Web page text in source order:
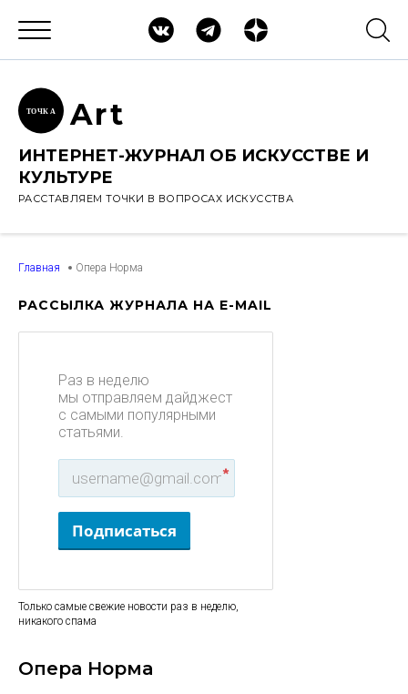
ТОЧК А Art
ИНТЕРНЕТ-ЖУРНАЛ ОБ ИСКУССТВЕ И
КУЛЬТУРЕ
РАССТАВЛЯЕМ ТОЧКИ В ВОПРОСАХ ИСКУССТВА
Главная Опера Норма
РАССЫЛКА ЖУРНАЛА НА E-MAIL
Раз в неделю
мы отправляем дайджест
с самыми популярными
статьями.
*
Подписаться
Только самые свежие новости раз в неделю,
никакого спама
Опера Норма